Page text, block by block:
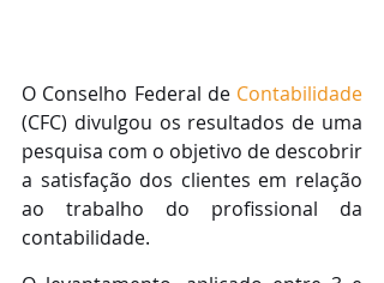
O Conselho Federal de Contabilidade
(CFC) divulgou os resultados de uma
pesquisa com o objetivo de descobrir
a satisfação dos clientes em relação
ao trabalho do profissional da
contabilidade.